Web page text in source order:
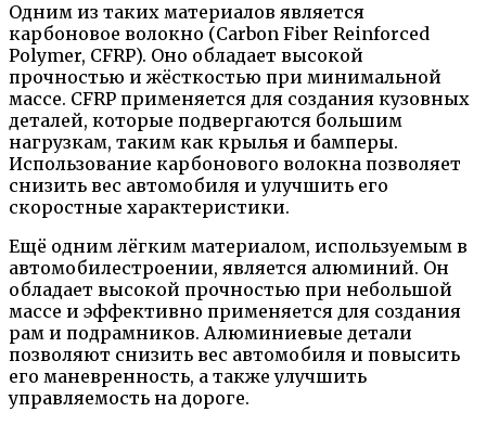
Одним из таких материалов является
карбоновое волокно (Carbon Fiber Reinforced
Polymer, CFRP). Оно обладает высокой
прочностью и жёсткостью при минимальной
массе. CFRP применяется для создания кузовных
деталей, которые подвергаются большим
нагрузкам, таким как крылья и бамперы.
Использование карбонового волокна позволяет
снизить вес автомобиля и улучшить его
скоростные характеристики.
Ещё одним лёгким материалом, используемым в
автомобилестроении, является алюминий. Он
обладает высокой прочностью при небольшой
массе и эффективно применяется для создания
рам и подрамников. Алюминиевые детали
позволяют снизить вес автомобиля и повысить
его маневренность, а также улучшить
управляемость на дороге.